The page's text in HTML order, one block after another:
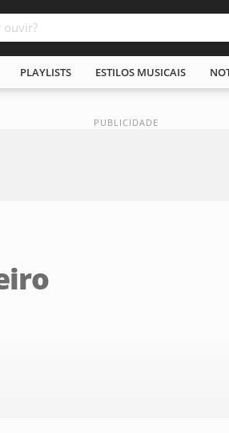
PLAYLISTS ESTILOS MUSICAIS